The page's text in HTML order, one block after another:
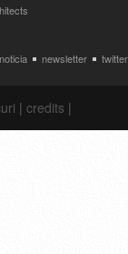
newsletter twitter
| credits |